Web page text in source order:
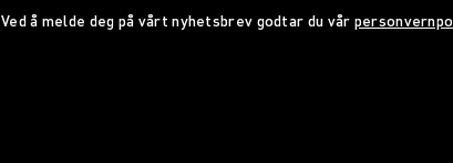
Ved å melde deg på vårt nyhetsbrev godtar du vår